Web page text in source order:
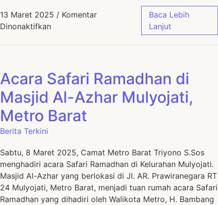
13 Maret 2025 / Komentar
Dinonaktifkan
Baca Lebih
Lanjut
Acara Safari Ramadhan di
Masjid Al-Azhar Mulyojati,
Metro Barat
Berita Terkini
Sabtu, 8 Maret 2025, Camat Metro Barat Triyono S.Sos
menghadiri acara Safari Ramadhan di Kelurahan Mulyojati.
Masjid Al-Azhar yang berlokasi di Jl. AR. Prawiranegara RT
24 Mulyojati, Metro Barat, menjadi tuan rumah acara Safari
Ramadhan yang dihadiri oleh Walikota Metro, H. Bambang